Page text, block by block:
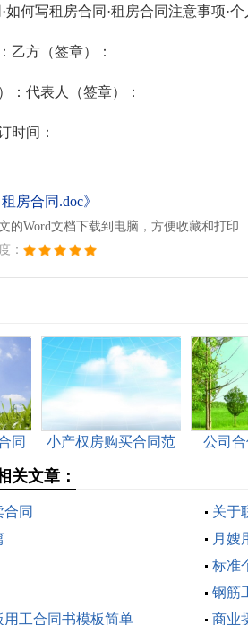
如何写租房合同·租房合同注意事项·
乙方（签章）：
：代表人（签章）：
时间：
租房合同.doc》
的Word文档下载到电脑，方便收藏和打印
：
同
小产权房购买合同范
公司
关文章：
合同
关于
月嫂
标准
钢筋
工合同书模板简单
商业